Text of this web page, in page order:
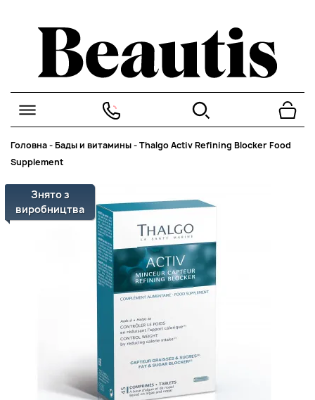
Головна-Бады и витамины-Thalgo Activ Refining Blocker Food
Supplement
Знято з
виробництва